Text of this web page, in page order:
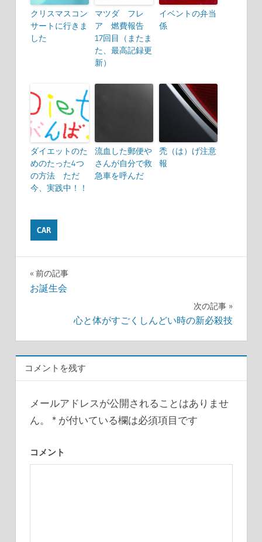
クリスマスコン
サートに行きま
した
マツダ フレ
ア 燃費報告
17回目（またま
た、最高記録更
新）
イベントの弁当
係
ダイエットのた
めのたった4つ
の方法 ただ
今、実践中！！
流血した郵便や
さんが自分で救
急車を呼んだ
禿（は）げ注意
報
CAR
投
ナ
ビ
ゲ
ー
シ
ョ
前の記事
お誕生会
次の記事
心と体がすごくしんどい時の新必殺技
コメントを残す
メールアドレスが公開されることはありませ
ん。
*が付いている欄は必須項目です
コメント